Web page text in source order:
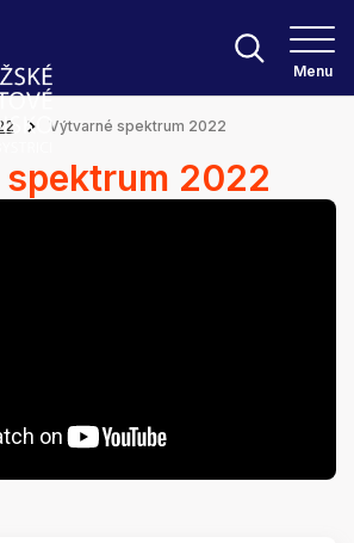
Menu
Výtvarné spektrum 2022
2022